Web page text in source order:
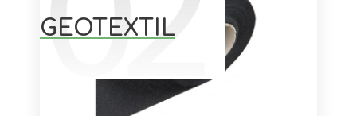
GEOTEXTIL